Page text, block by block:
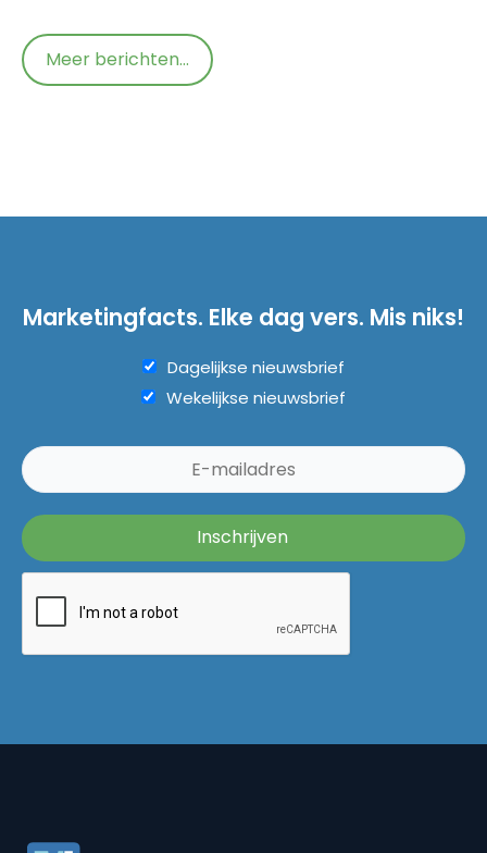
Meer berichten...
Marketingfacts. Elke dag vers. Mis niks!
Dagelijkse nieuwsbrief
Wekelijkse nieuwsbrief